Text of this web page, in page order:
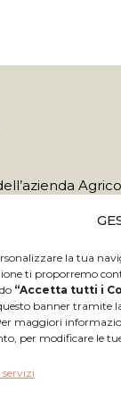
la tua
ti proporremo
“Accetta tutti i
banner tramite
maggiori
per modificare le
servizi
e genuina:
api e
passione.
chimica e
e in sintonia